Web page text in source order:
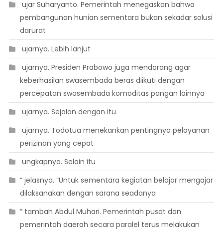
 ujar Suharyanto. Pemerintah menegaskan bahwa
pembangunan hunian sementara bukan sekadar solusi
darurat
 ujarnya. Lebih lanjut
 ujarnya. Presiden Prabowo juga mendorong agar
keberhasilan swasembada beras diikuti dengan
percepatan swasembada komoditas pangan lainnya
 ujarnya. Sejalan dengan itu
 ujarnya. Todotua menekankan pentingnya pelayanan
perizinan yang cepat
 ungkapnya. Selain itu
” jelasnya. “Untuk sementara kegiatan belajar mengajar
dilaksanakan dengan sarana seadanya
” tambah Abdul Muhari. Pemerintah pusat dan
pemerintah daerah secara paralel terus melakukan